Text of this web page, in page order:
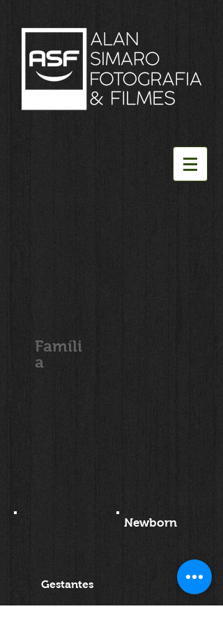
Famíli
a
Gestantes
Newborn